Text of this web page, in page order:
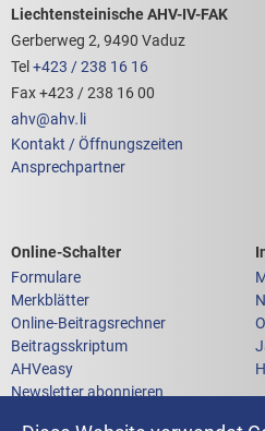
Footerbereich mit
Liechtensteinische AHV-IV-FAK
Gerberweg 2, 9490 Vaduz
Tel +423 / 238 16 16
Fax +423 / 238 16 00
ahv@ahv. li
Kontakt / Öffnungszeiten
Ansprechpartner
Links zum
Online-Schalter
Formulare
Merkblätter
Online-Beitragsrechner
Beitragsskriptum
AHVeasy
Newsletter abonnieren